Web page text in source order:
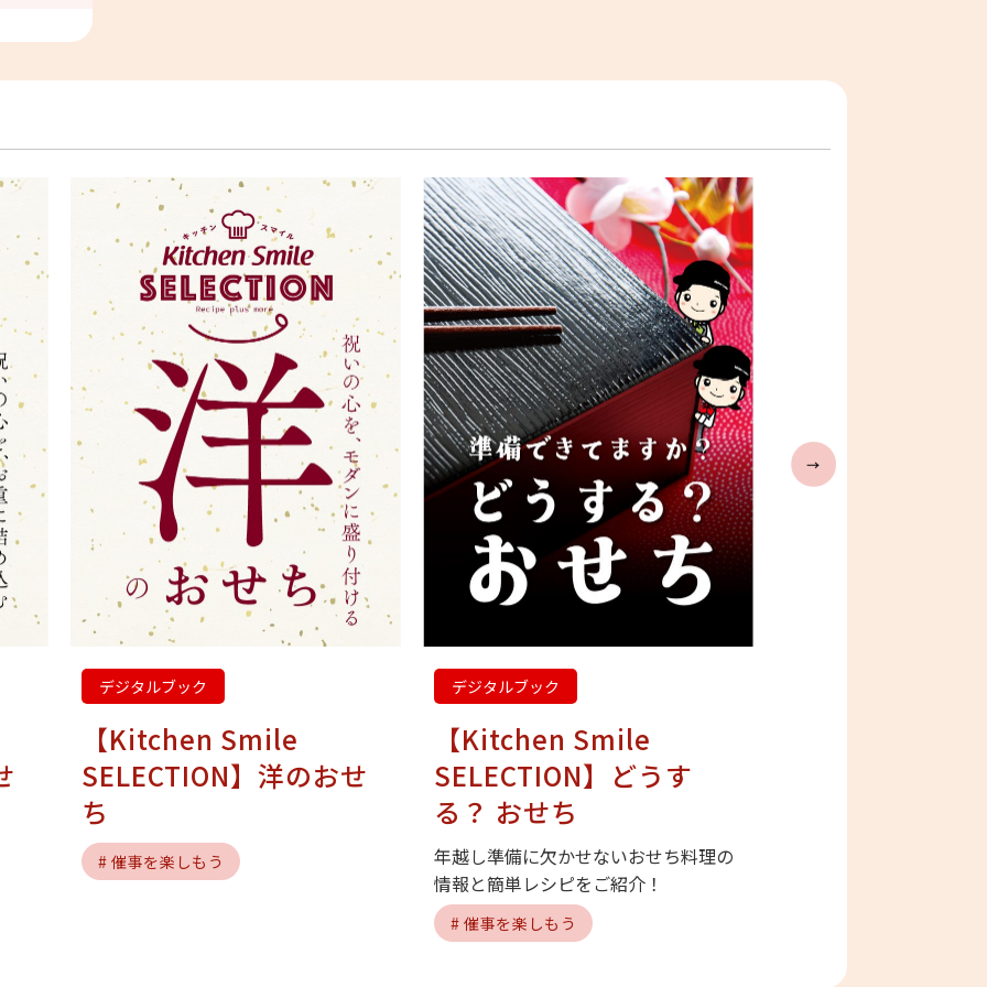
デジタルブック
【Kitchen Smile
SELECTION】洋のおせ
ち
# 催事を楽しもう
デジタルブック
【Kitchen Smile
SELECTION】どうす
る？ おせち
年越し準備に欠かせないおせち料理の
情報と簡単レシピをご紹介！
# 催事を楽しもう